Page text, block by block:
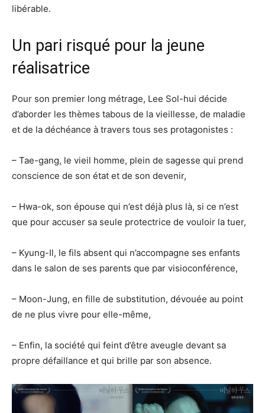
libérable.
Un pari risqué pour la jeune
réalisatrice
Pour son premier long métrage, Lee Sol-hui décide
d’aborder les thèmes tabous de la vieillesse, de maladie
et de la déchéance à travers tous ses protagonistes :
– Tae-gang, le vieil homme, plein de sagesse qui prend
conscience de son état et de son devenir,
– Hwa-ok, son épouse qui n’est déjà plus là, si ce n’est
que pour accuser sa seule protectrice de vouloir la tuer,
– Kyung-Il, le fils absent qui n’accompagne ses enfants
dans le salon de ses parents que par visioconférence,
– Moon-Jung, en fille de substitution, dévouée au point
de ne plus vivre pour elle-même,
– Enfin, la société qui feint d’être aveugle devant sa
propre défaillance et qui brille par son absence.